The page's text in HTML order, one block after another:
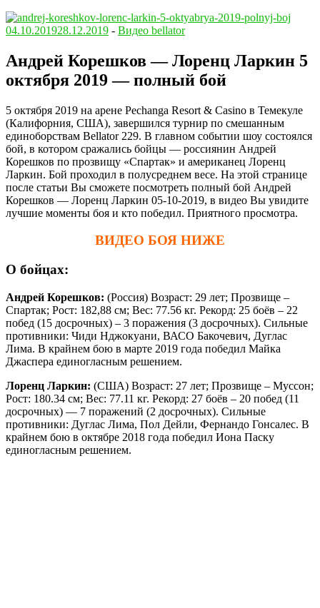
04.10.201928.12.2019 - Видео bellator
Андрей Корешков — Лоренц Ларкин 5
октября 2019 — полный бой
5 октября 2019 на арене Pechanga Resort & Casino в Темекуле
(Калифорния, США), завершился турнир по смешанным
единоборствам Bellator 229. В главном событии шоу состоялся
бой, в котором сражались бойцы — россиянин Андрей
Корешков по прозвищу «Спартак» и американец Лоренц
Ларкин. Бой проходил в полусреднем весе. На этой странице
после статьи Вы сможете посмотреть полный бой Андрей
Корешков — Лоренц Ларкин 05-10-2019, в видео Вы увидите
лучшие моменты боя и кто победил. Приятного просмотра.
ВИДЕО БОЯ НИЖЕ
О бойцах:
Андрей Корешков: (Россия) Возраст: 29 лет; Прозвище –
Спартак; Рост: 182,88 см; Вес: 77.56 кг. Рекорд: 25 боёв – 22
побед (15 досрочных) – 3 поражения (3 досрочных). Сильные
противники: Чиди Нджокуани, ВАСО Бакочевич, Дуглас
Лима. В крайнем бою в марте 2019 года победил Майка
Джаспера единогласным решением.
Лоренц Ларкин: (США) Возраст: 27 лет; Прозвище – Муссон;
Рост: 180.34 см; Вес: 77.11 кг. Рекорд: 27 боёв – 20 побед (11
досрочных) — 7 поражений (2 досрочных). Сильные
противники: Дуглас Лима, Пол Дейли, Фернандо Гонсалес. В
крайнем бою в октябре 2018 года победил Иона Паску
единогласным решением.